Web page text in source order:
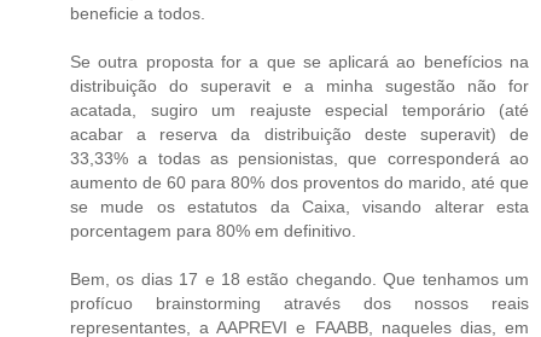
beneficie a todos.
Se outra proposta for a que se aplicará ao benefícios na
distribuição do superavit e a minha sugestão não for
acatada, sugiro um reajuste especial temporário (até
acabar a reserva da distribuição deste superavit) de
33,33% a todas as pensionistas, que corresponderá ao
aumento de 60 para 80% dos proventos do marido, até que
se mude os estatutos da Caixa, visando alterar esta
porcentagem para 80% em definitivo.
Bem, os dias 17 e 18 estão chegando. Que tenhamos um
profícuo brainstorming através dos nossos reais
representantes, a AAPREVI e FAABB, naqueles dias, em